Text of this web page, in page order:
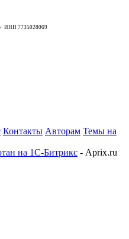
ИНН 7735028069
Контакты Авторам Темы на
на 1С-Битрикс - Aprix.ru